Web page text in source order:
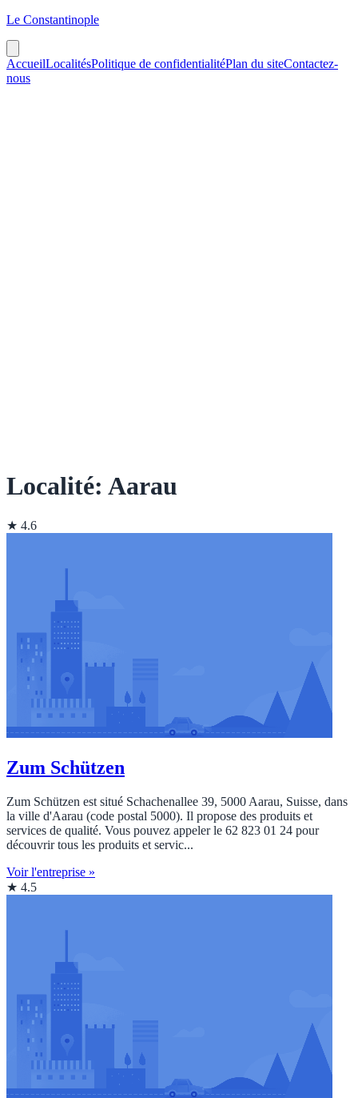
Le Constantinople
AccueilLocalitésPolitique de confidentialitéPlan du siteContactez-
nous
Localité: Aarau
★ 4.6
Zum Schützen
Zum Schützen est situé Schachenallee 39, 5000 Aarau, Suisse, dans
la ville d'Aarau (code postal 5000). Il propose des produits et
services de qualité. Vous pouvez appeler le 62 823 01 24 pour
découvrir tous les produits et servic...
Voir l'entreprise »
★ 4.5